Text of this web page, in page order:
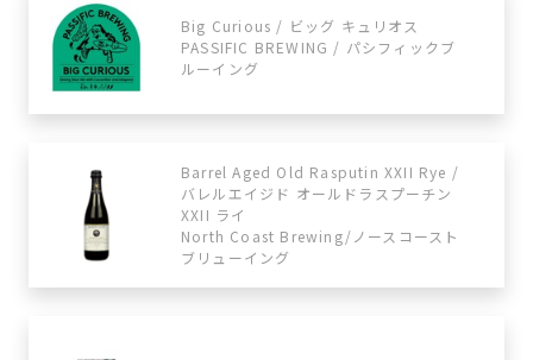
Big Curious / ビッグ キュリオス
PASSIFIC BREWING / パシフィックブ
ルーイング
Barrel Aged Old Rasputin XXII Rye /
バレルエイジド オールドラスプーチン
XXII ライ
North Coast Brewing/ノースコースト
ブリューイング